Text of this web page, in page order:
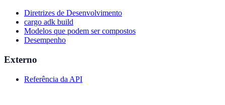
Diretrizes de Desenvolvimento
cargo adk build
Modelos que podem ser compostos
Desempenho
Externo
Referência da API